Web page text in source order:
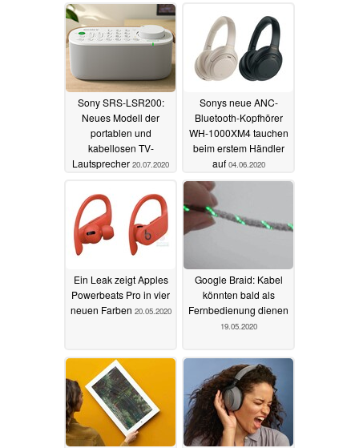
Sony SRS-LSR200:
Neues Modell der
portablen und
kabellosen TV-
Lautsprecher 20.07.2020
Sonys neue ANC-
Bluetooth-Kopfhörer
WH-1000XM4 tauchen
beim erstem Händler
auf 04.06.2020
Ein Leak zeigt Apples
Powerbeats Pro in vier
neuen Farben 20.05.2020
Google Braid: Kabel
könnten bald als
Fernbedienung dienen
19.05.2020